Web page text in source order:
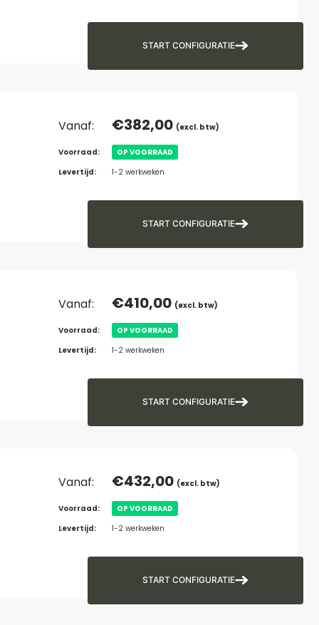
START CONFIGURATIE
Vanaf: €382,00 (excl. btw)
Voorraad:
OP VOORRAAD
Levertijd:
1-2 werkweken
START CONFIGURATIE
Vanaf: €410,00 (excl. btw)
Voorraad:
OP VOORRAAD
Levertijd:
1-2 werkweken
START CONFIGURATIE
Vanaf: €432,00 (excl. btw)
Voorraad:
OP VOORRAAD
Levertijd:
1-2 werkweken
START CONFIGURATIE